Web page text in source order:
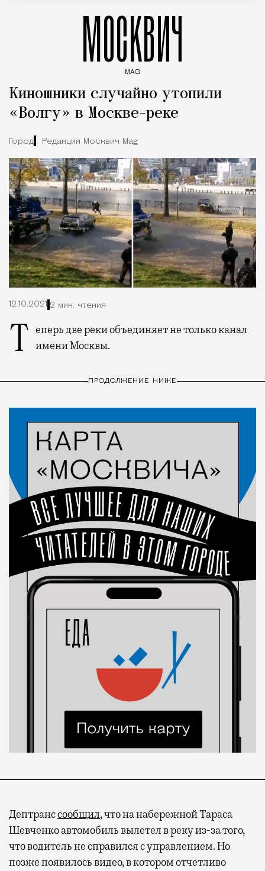
МОСКВИЧ
MAG
Киношники случайно утопили
«Волгу» в Москве-реке
Город Редакция Москвич Mag
12.10.2021 2 мин. чтения
Теперь две реки объединяет не только канал имени Москвы.
ПРОДОЛЖЕНИЕ НИЖЕ
Дептранссообщил, что на набережной Тараса
Шевченко автомобиль вылетел в реку из-за того,
что водитель не справился с управлением. Но
позже появилось видео, в котором отчетливо